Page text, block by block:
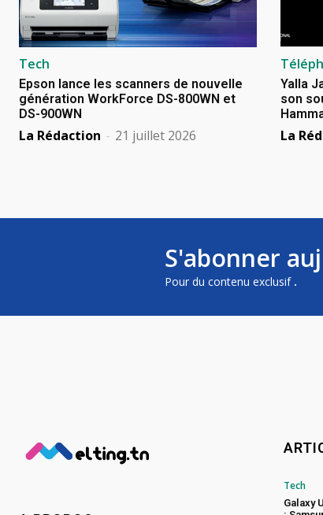
Tech
Epson lance les scanners de nouvelle
génération WorkForce DS-800WN et
DS-900WN
La Rédaction - 21 juillet 2026
Yalla
son
La
S'abonner
Pour du contenu exclusif .
Tech
Galaxy